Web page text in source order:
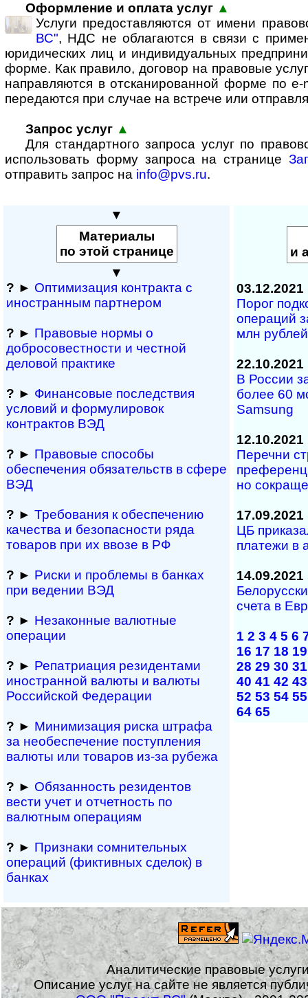
Оформление и оплата услуг ▲
Услуги предоставляются от имени
ВС", НДС не облагаются в связи с
юридических лиц и индивидуальных
форме. Как правило, договор на правовые
направляются в отсканированной форме по
передаются при случае на встрече или
Запрос услуг ▲
Для стандартного запроса услуг по
использовать форму запроса на странице
отправить запрос на info@pvs.ru.
▼
Материалы
по этой странице
▼
? ► Оптимизация контракта с
иностранным партнером
? ► Правовые нормы о
добросовестности и чест­ной
деловой практике
? ► Финансовые последствия
условий и формулировок
контрактов ВЭД
? ► Правовые способы
обеспечения обяза­тельств в сфере
ВЭД
? ► Требования к обеспечению
качества и безопасности ряда
товаров при их ввозе в РФ
? ► Риски и проблемы в банках
при ведении ВЭД
? ► Незаконные валютные
операции
? ► Репатриация ре­зи­ден­та­ми
иностранной ва­лю­ты и валюты
Рос­сий­ской Федерации
? ► Минимизация риска штрафа
за не­обес­пе­че­ние поступления
валюты или товаров из-за рубежа
? ► Обязанность резиден­тов
вести учет и отчетность по
валютным операциям
? ► Признаки сомнитель­ных
операций (фиктивных сделок) в
банках
и
03.12.2021
Порог
операций
млн рублей
22.10.2021
В России
более 60
Samsung
12.10.2021
Перечни
но
17.09.2021
ЦБ
платежи в
14.09.2021
счета в
1 2 3 4 5 6
16 17 18 19
28 29 30 31
40 41 42 43
52 53 54 55
64 65
Аналитические правовые
Описание услуг на сайте не является